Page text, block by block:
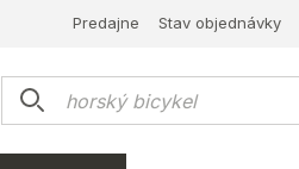
Predajne Stav objednávky